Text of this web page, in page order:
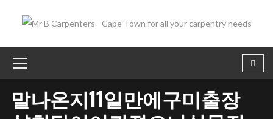
말나온지11일만에구미 출장